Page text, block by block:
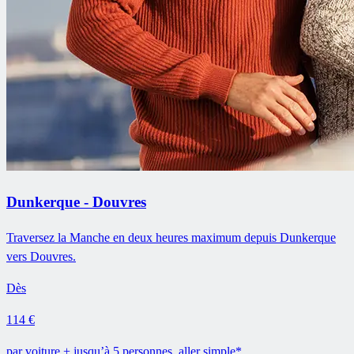
Dunkerque - Douvres
Traversez la Manche en deux heures maximum depuis Dunkerque
vers Douvres.
Dès
114 €
par voiture + jusqu’à 5 personnes, aller simple*